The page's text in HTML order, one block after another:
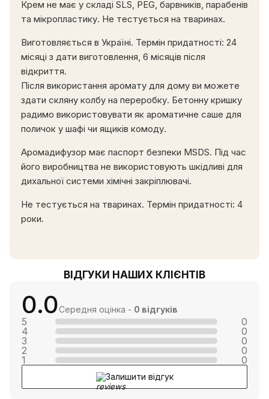
Крем не має у складі SLS, PEG, барвників, парабенів
та мікропластику. Не тестується на тваринах.
Виготовляється в Україні. Термін придатності: 24
місяці з дати виготовлення, 6 місяців після
відкриття.
Після використання аромату для дому ви можете
здати скляну колбу на переробку. Бетонну кришку
радимо використовувати як ароматичне саше для
поличок у шафі чи ящиків комоду.
Аромадифузор має паспорт безпеки MSDS. Під час
його виробництва не використовують шкідливі для
дихальної системи хімічні закріплювачі.
Не тестується на тваринах. Термін придатності: 4
роки.
ВІДГУКИ НАШИХ КЛІЄНТІВ
0.0Середня оцінка - 0 відгуків
5
0
4
0
3
0
2
0
1
0
Залишити відгук